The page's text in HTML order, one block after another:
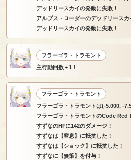
デッドリースカイの発動に失敗！
アルプス・ローダーのデッドリースカ
デッドリースカイの発動に失敗！
フラーゴラ・トラモント
主行動回数＋1！
フラーゴラ・トラモント
フラーゴラ・トラモントは(-5.000, -
フラーゴラ・トラモントのCode Red！
すずなのHPに142のダメージ！
すずなは【窒息】に抵抗した！
すずなは【ショック】に抵抗した！
すずなに【無策】を付与！